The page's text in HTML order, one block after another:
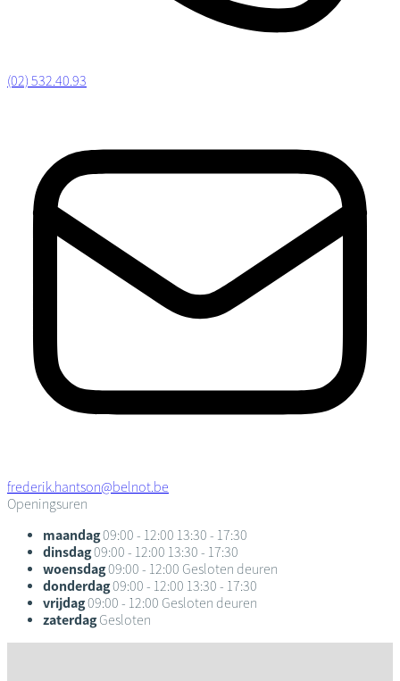
(02) 532.40.93
frederik.hantson@belnot.be
Openingsuren
maandag09:00 - 12:00 13:30 - 17:30
dinsdag09:00 - 12:00 13:30 - 17:30
woensdag09:00 - 12:00 Gesloten deuren
donderdag09:00 - 12:00 13:30 - 17:30
vrijdag09:00 - 12:00 Gesloten deuren
zaterdag Gesloten